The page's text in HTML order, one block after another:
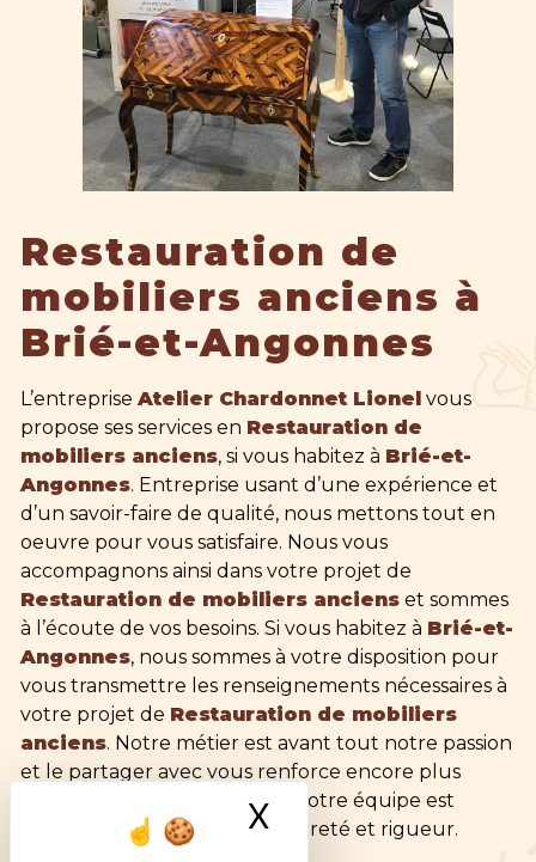
X Masquer le
Restauration de
mobiliers anciens à
Brié-et-Angonnes
L’entreprise Atelier Chardonnet Lionel vous
propose ses services en Restauration de
mobiliers anciens, si vous habitez à Brié-et-
Angonnes. Entreprise usant d’une expérience et
d’un savoir-faire de qualité, nous mettons tout en
oeuvre pour vous satisfaire. Nous vous
accompagnons ainsi dans votre projet de
Restauration de mobiliers anciens et sommes
à l’écoute de vos besoins. Si vous habitez à Brié-et-
Angonnes, nous sommes à votre disposition pour
vous transmettre les renseignements nécessaires à
votre projet de Restauration de mobiliers
anciens. Notre métier est avant tout notre passion
et le partager avec vous renforce encore plus
notre désir de réussir. Toute notre équipe est
qualifiée et travaille avec propreté et rigueur.